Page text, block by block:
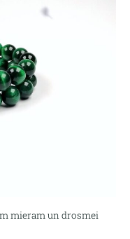
mieram un drosmei